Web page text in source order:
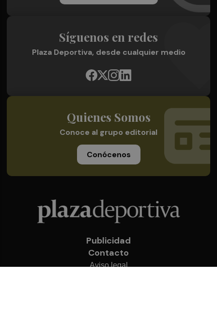
Síguenos en redes
Plaza Deportiva, desde cualquier medio
Quienes Somos
Conoce al grupo editorial
Conócenos
Publicidad
Contacto
Aviso legal